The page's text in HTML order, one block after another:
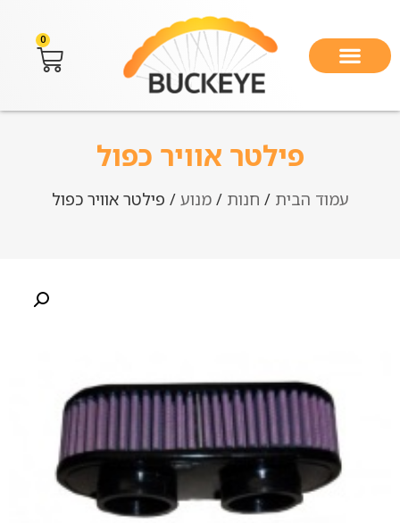
0
פילטר אוויר כפול
עמוד הבית / חנות /מנוע / פילטר אוויר כפול